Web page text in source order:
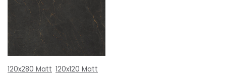
120x280 Matt 120x120 Matt